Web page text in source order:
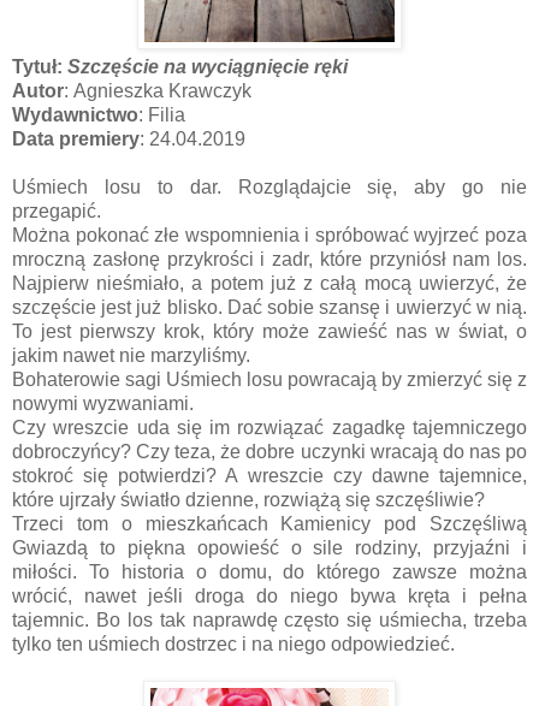
Tytuł: Szczęście na wyciągnięcie ręki
Autor: Agnieszka Krawczyk
Wydawnictwo: Filia
Data premiery: 24.04.2019
Uśmiech losu to dar. Rozglądajcie się, aby go nie
przegapić.
Można pokonać złe wspomnienia i spróbować wyjrzeć poza
mroczną zasłonę przykrości i zadr, które przyniósł nam los.
Najpierw nieśmiało, a potem już z całą mocą uwierzyć, że
szczęście jest już blisko. Dać sobie szansę i uwierzyć w nią.
To jest pierwszy krok, który może zawieść nas w świat, o
jakim nawet nie marzyliśmy.
Bohaterowie sagi Uśmiech losu powracają by zmierzyć się z
nowymi wyzwaniami.
Czy wreszcie uda się im rozwiązać zagadkę tajemniczego
dobroczyńcy? Czy teza, że dobre uczynki wracają do nas po
stokroć się potwierdzi? A wreszcie czy dawne tajemnice,
które ujrzały światło dzienne, rozwiążą się szczęśliwie?
Trzeci tom o mieszkańcach Kamienicy pod Szczęśliwą
Gwiazdą to piękna opowieść o sile rodziny, przyjaźni i
miłości. To historia o domu, do którego zawsze można
wrócić, nawet jeśli droga do niego bywa kręta i pełna
tajemnic. Bo los tak naprawdę często się uśmiecha, trzeba
tylko ten uśmiech dostrzec i na niego odpowiedzieć.